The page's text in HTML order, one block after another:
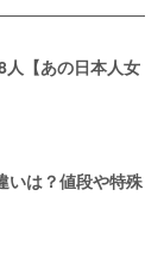
人【あの日本人女
いは？値段や特殊